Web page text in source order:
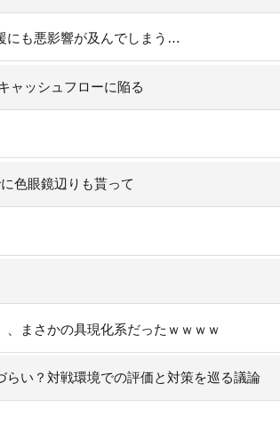
も悪影響が及んでしまう…
ャッシュフローに陥る
色眼鏡辺りも貰って
、まさかの具現化系だったｗｗｗｗ
らい？対戦環境での評価と対策を巡る議論